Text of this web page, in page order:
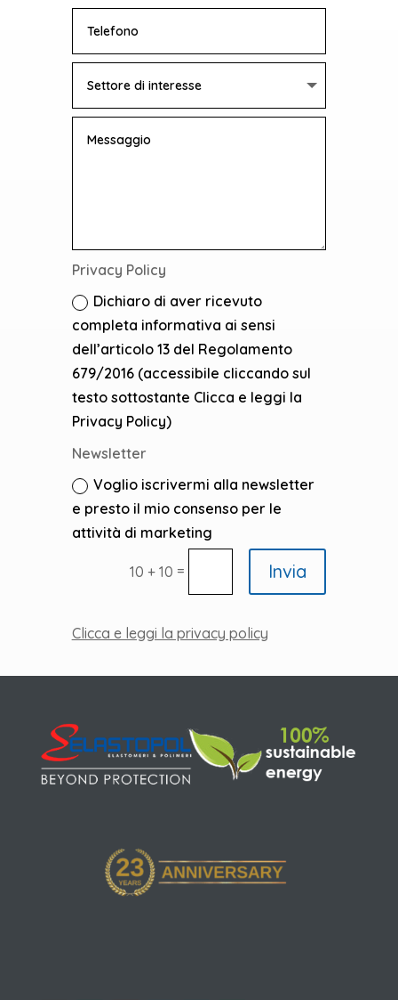
Privacy Policy
Dichiaro di aver ricevuto
completa informativa ai sensi
dell’articolo 13 del Regolamento
679/2016 (accessibile cliccando sul
testo sottostante Clicca e leggi la
Privacy Policy)
Newsletter
Voglio iscrivermi alla newsletter
e presto il mio consenso per le
attività di marketing
10 + 10 = Invia
Clicca e leggi la privacy policy